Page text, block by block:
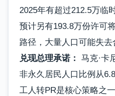
2025年有超过212.5万临
预计另有193.8万份许可
路径，大量人口可能失去
兑现总理承诺： 马克·卡
非永久居民人口比例从
工人转PR是核心策略之一